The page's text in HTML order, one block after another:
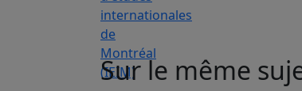
Sur le même